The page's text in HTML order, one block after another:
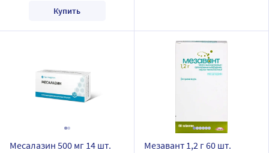
Купить
Месалазин 500 мг 14 шт.
Мезавант 1,2 г 60 шт.